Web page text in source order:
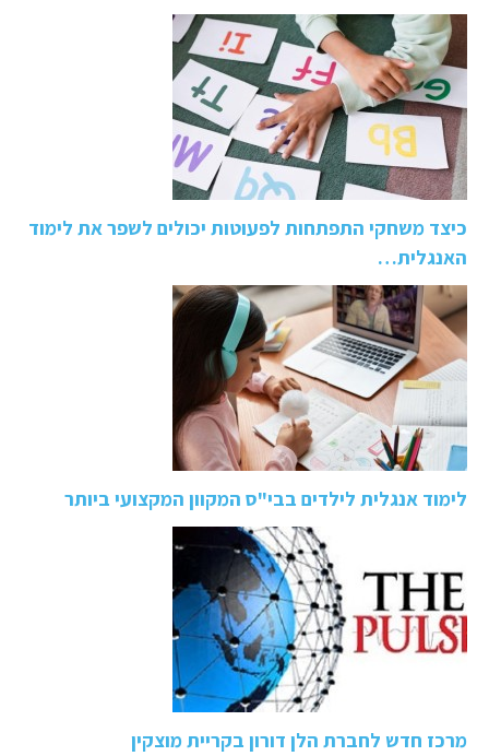
כיצד משחקי התפתחות לפעוטות יכולים לשפר את לימוד
האנגלית…
לימוד אנגלית לילדים בבי"ס המקוון המקצועי ביותר
מרכז חדש לחברת הלן דורון בקריית מוצקין